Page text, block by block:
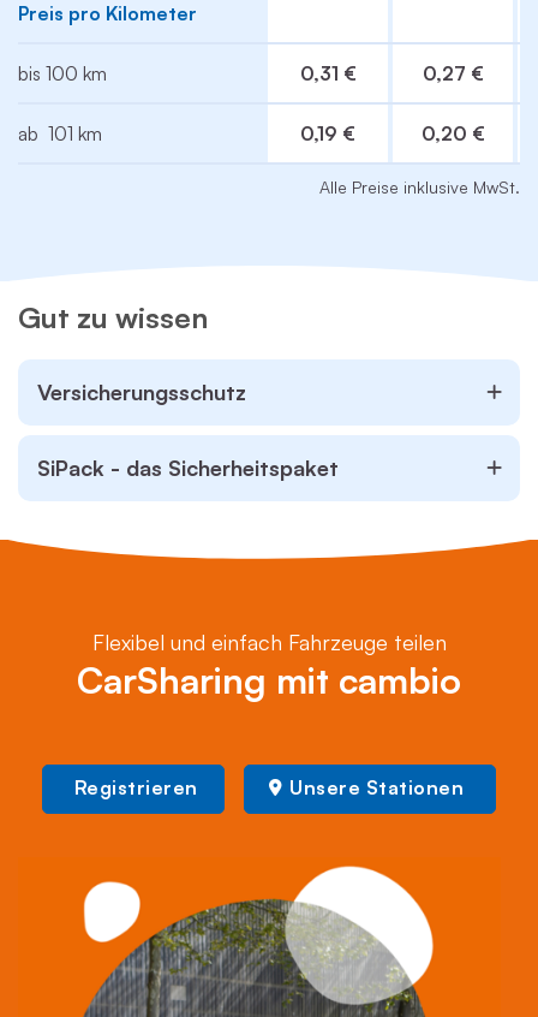
Preis pro Kilometer
bis 100 km 0,31 € 0,27 €
ab 101 km 0,19 € 0,20 €
Alle Preise inklusive MwSt.
Gut zu wissen
Versicherungsschutz
SiPack - das Sicherheitspaket
Flexibel und einfach Fahrzeuge teilen
CarSharing mit cambio
Registrieren Unsere Stationen